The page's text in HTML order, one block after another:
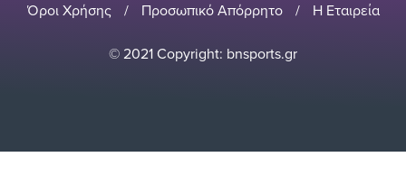
Όροι Χρήσης / Προσωπικό Απόρρητο / Η Εταιρεία
© 2021 Copyright: bnsports.gr